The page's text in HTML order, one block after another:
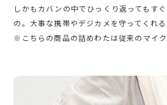
しかもカバンの中でひっくり返ってもす
の。大事な携帯やデジカメを守ってくれる
※こちらの商品の詰めわたは従来のマイク